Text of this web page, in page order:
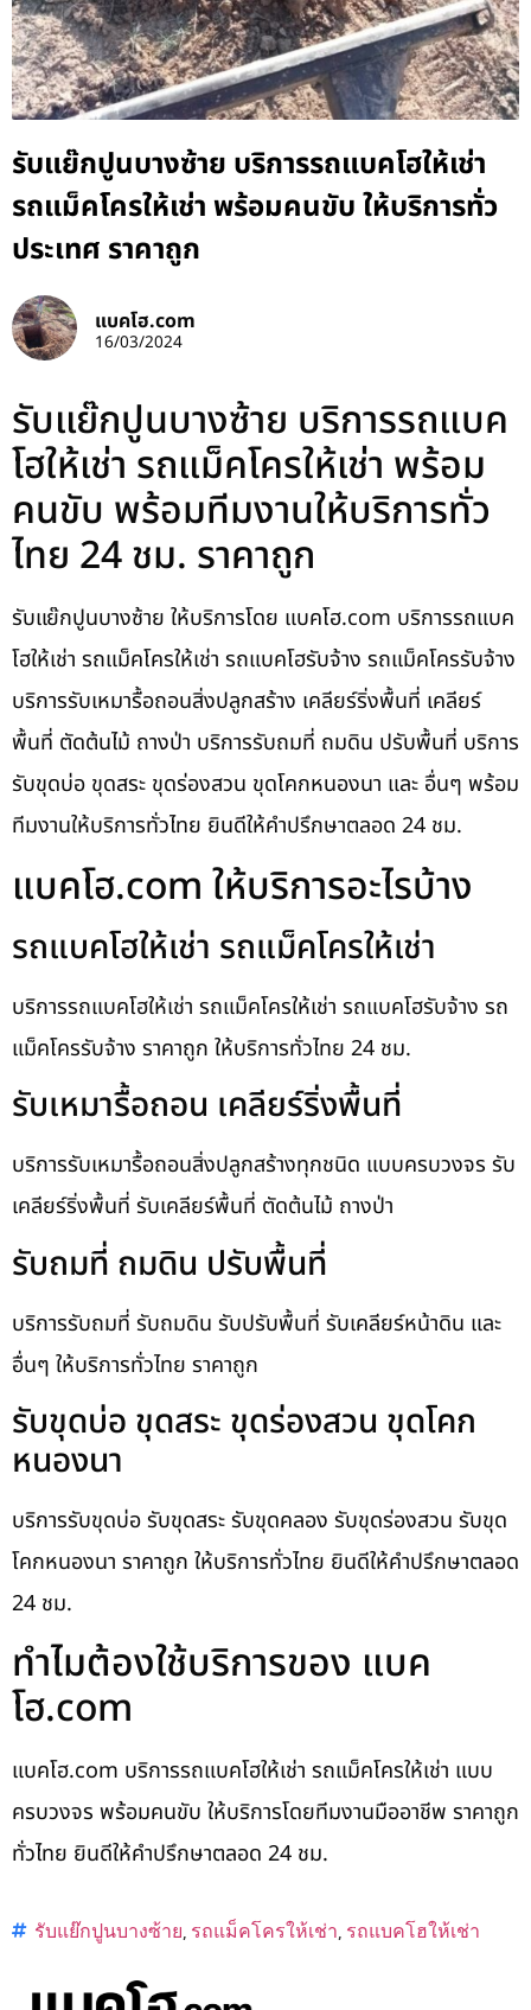
รับแย๊กปูนบางซ้าย บริการรถแบคโฮให้เช่า
รถแม็คโครให้เช่า พร้อมคนขับ ให้บริการทั่ว
ประเทศ ราคาถูก
แบคโฮ.com
16/03/2024
รับแย๊กปูนบางซ้าย บริการรถแบค
โฮให้เช่า รถแม็คโครให้เช่า พร้อม
คนขับ พร้อมทีมงานให้บริการทั่ว
ไทย 24 ชม. ราคาถูก
รับแย๊กปูนบางซ้าย ให้บริการโดย แบคโฮ.com บริการรถแบค
โฮให้เช่า รถแม็คโครให้เช่า รถแบคโฮรับจ้าง รถแม็คโครรับจ้าง
บริการรับเหมารื้อถอนสิ่งปลูกสร้าง เคลียร์ริ่งพื้นที่ เคลียร์
พื้นที่ ตัดต้นไม้ ถางป่า บริการรับถมที่ ถมดิน ปรับพื้นที่ บริการ
รับขุดบ่อ ขุดสระ ขุดร่องสวน ขุดโคกหนองนา และ อื่นๆ พร้อม
ทีมงานให้บริการทั่วไทย ยินดีให้คำปรึกษาตลอด 24 ชม.
แบคโฮ.com ให้บริการอะไรบ้าง
รถแบคโฮให้เช่า รถแม็คโครให้เช่า
บริการรถแบคโฮให้เช่า รถแม็คโครให้เช่า รถแบคโฮรับจ้าง รถ
แม็คโครรับจ้าง ราคาถูก ให้บริการทั่วไทย 24 ชม.
รับเหมารื้อถอน เคลียร์ริ่งพื้นที่
บริการรับเหมารื้อถอนสิ่งปลูกสร้างทุกชนิด แบบครบวงจร รับ
เคลียร์ริ่งพื้นที่ รับเคลียร์พื้นที่ ตัดต้นไม้ ถางป่า
รับถมที่ ถมดิน ปรับพื้นที่
บริการรับถมที่ รับถมดิน รับปรับพื้นที่ รับเคลียร์หน้าดิน และ
อื่นๆ ให้บริการทั่วไทย ราคาถูก
รับขุดบ่อ ขุดสระ ขุดร่องสวน ขุดโคก
หนองนา
บริการรับขุดบ่อ รับขุดสระ รับขุดคลอง รับขุดร่องสวน รับขุด
โคกหนองนา ราคาถูก ให้บริการทั่วไทย ยินดีให้คำปรึกษาตลอด
24 ชม.
ทำไมต้องใช้บริการของ แบค
โฮ.com
แบคโฮ.com บริการรถแบคโฮให้เช่า รถแม็คโครให้เช่า แบบ
ครบวงจร พร้อมคนขับ ให้บริการโดยทีมงานมืออาชีพ ราคาถูก
ทั่วไทย ยินดีให้คำปรึกษาตลอด 24 ชม.
รับแย๊กปูนบางซ้าย, รถแม็คโครให้เช่า, รถแบคโฮให้เช่า